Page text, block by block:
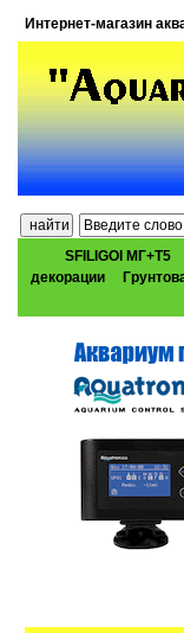
Интернет-магазин
SFILIGOI МГ+Т5
декорации